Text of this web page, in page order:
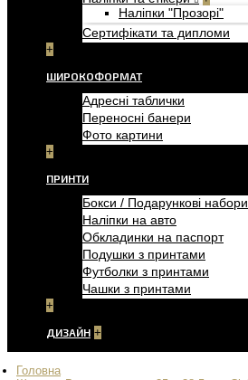
Наліпки "Прозорі"
Сертифікати та дипломи
+
ШИРОКОФОРМАТ
Адресні таблички
Переносні банери
Фото картини
+
ПРИНТИ
Бокси / Подарункові набори
Наліпки на авто
Обкладинки на паспорт
Подушки з принтами
Футболки з принтами
Чашки з принтами
+
ДИЗАЙН +
Головна